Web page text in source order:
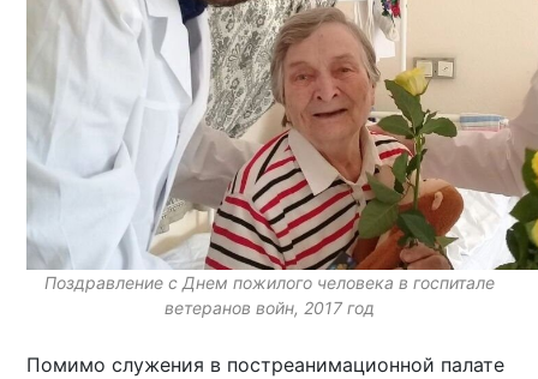
Поздравление с Днем пожилого человека в госпитале
ветеранов войн, 2017 год
Помимо служения в постреанимационной палате